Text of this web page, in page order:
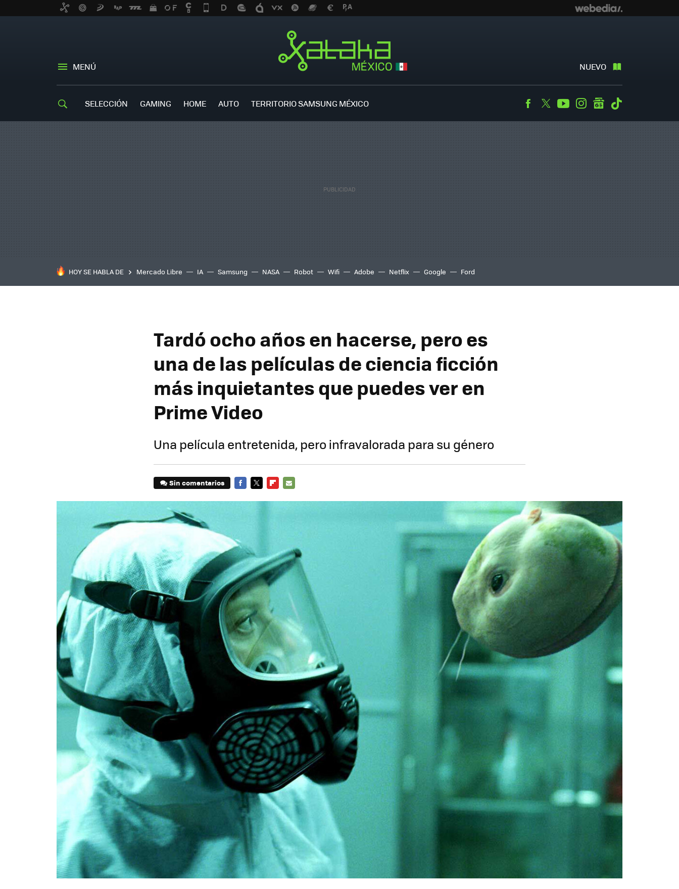
MENÚ NUEVO
SELECCIÓN GAMING HOME AUTO TERRITORIO SAMSUNG MÉXICO Facebook
TwitterYoutubeInstagramgooglenews
HOY SE HABLA DE Mercado Libre IA Samsung NASA Robot Wifi Adobe Netflix Google Ford
Tardó ocho años en hacerse, pero es
una de las películas de ciencia ficción
más inquietantes que puedes ver en
Prime Video
Una película entretenida, pero infravalorada para su género
Sin comentarios